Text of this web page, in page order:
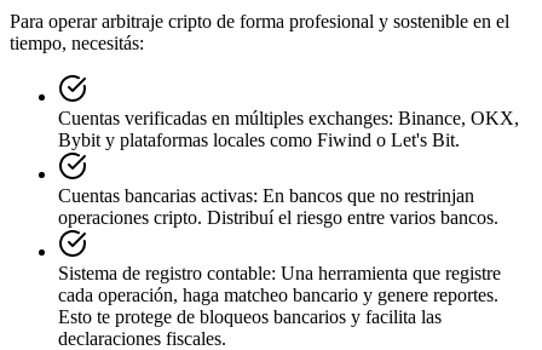
Para operar arbitraje cripto de forma profesional y sostenible en el
tiempo, necesitás:
Cuentas verificadas en múltiples exchanges: Binance, OKX,
Bybit y plataformas locales como Fiwind o Let's Bit.
Cuentas bancarias activas: En bancos que no restrinjan
operaciones cripto. Distribuí el riesgo entre varios bancos.
Sistema de registro contable: Una herramienta que registre
cada operación, haga matcheo bancario y genere reportes.
Esto te protege de bloqueos bancarios y facilita las
declaraciones fiscales.